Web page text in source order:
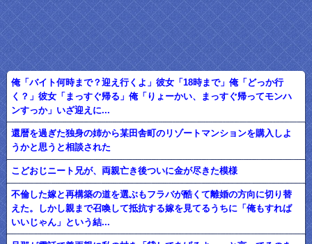
俺「バイト何時まで？迎え行くよ」彼女「18時まで」俺「どっか行
く？」彼女「まっすぐ帰る」俺「りょーかい、まっすぐ帰ってモンハ
ンすっか」いざ迎えに...
還暦を過ぎた独身の姉から某田舎町のリゾートマンションを購入しよ
うかと思うと相談された
こどおじニート兄が、両親亡き後ついに金が尽きた模様
不倫した嫁と再構築の道を選ぶもフラバが酷くて離婚の方向に切り替
えた。しかし親まで召喚して抵抗する嫁を見てるうちに「俺もすれば
いいじゃん」という結...